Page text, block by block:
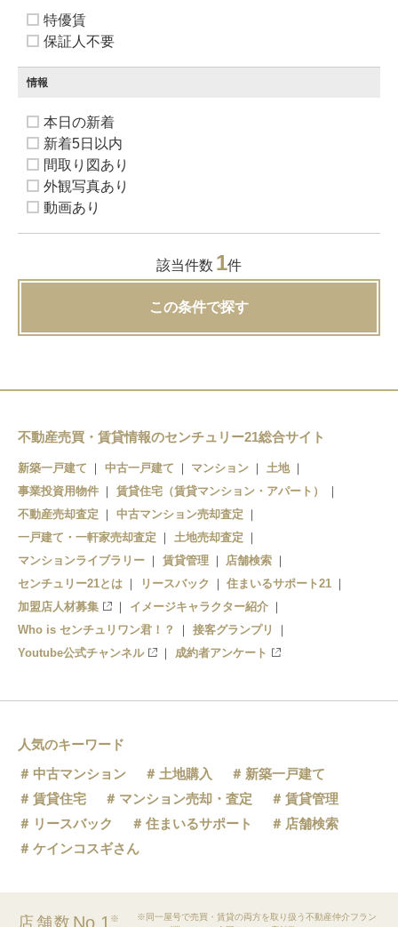
特優賃
保証人不要
情報
本日の新着
新着5日以内
間取り図あり
外観写真あり
動画あり
該当件数 1件
この条件で探す
不動産売買・賃貸情報のセンチュリー21総合サイト
新築一戸建て 中古一戸建て マンション
土地
事業投資用物件
賃貸住宅（賃貸マンション・アパート）
不動産売却査定
中古マンション売却査定
一戸建て・一軒家売却査定
土地売却査定
マンションライブラリー
賃貸管理
店舗検索
センチュリー21とは
リースバック
住まいるサポート21
加盟店人材募集
イメージキャラクター紹介
Who is センチュリワン君！？
接客グランプリ
Youtube公式チャンネル
成約者アンケート
人気のキーワード
中古マンション
土地購入
新築一戸建て
賃貸住宅
マンション売却・査定
賃貸管理
リースバック
住まいるサポート
店舗検索
ケインコスギさん
店舗数 No.1 ※
※同一屋号で売買・賃貸の両方を取り扱う不動産仲介フラン